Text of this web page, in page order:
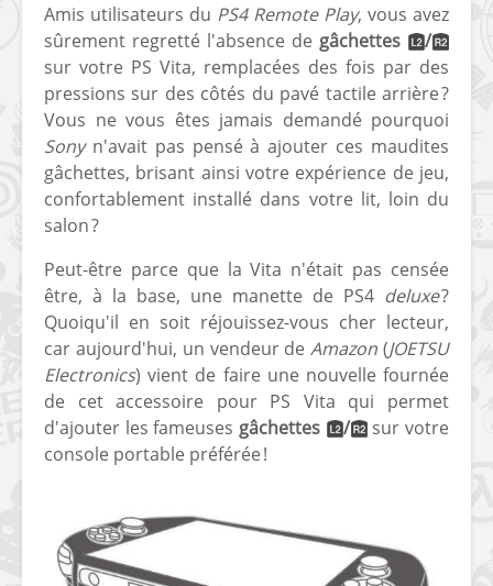
Amis utilisateurs du PS4 Remote Play, vous avez
sûrement regretté l'absence de gâchettes
/
sur votre PS Vita, remplacées des fois par des
pressions sur des côtés du pavé tactile arrière ?
Vous ne vous êtes jamais demandé pourquoi
Sonyn'avait pas pensé à ajouter ces maudites
gâchettes, brisant ainsi votre expérience de jeu,
confortablement installé dans votre lit, loin du
salon ?
Peut-être parce que la Vita n'était pas censée
être, à la base, une manette de PS4 deluxe?
Quoiqu'il en soit réjouissez-vous cher lecteur,
car aujourd'hui, un vendeur deAmazon (JOETSU
Electronics) vient de faire une nouvelle fournée
de cet accessoire pour PS Vita qui permet
d'ajouter les fameuses gâchettes /
sur votre
console portable préférée !
[Vita] Ouverture de
KyûHEN, le nouveau
concours de
[PSP] Débricker une
désormais
[Switch]
prévoir